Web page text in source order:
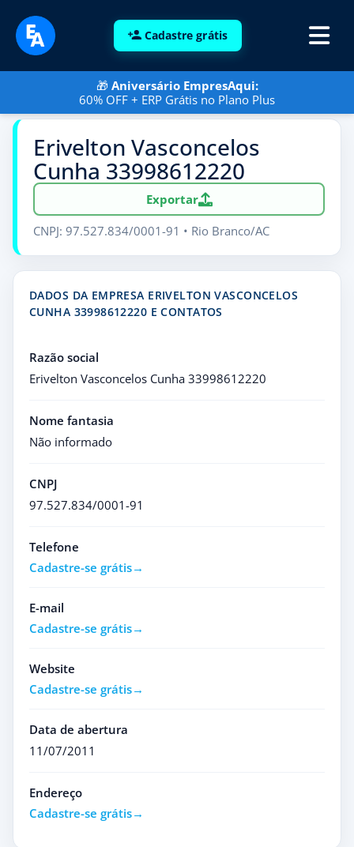
Cadastre grátis
🎁 Aniversário EmpresAqui:
60% OFF + ERP Grátis no Plano Plus
Erivelton Vasconcelos
Cunha 33998612220
Exportar
CNPJ: 97.527.834/0001-91 • Rio Branco/AC
DADOS DA EMPRESA ERIVELTON VASCONCELOS
CUNHA 33998612220 E CONTATOS
Razão social
Erivelton Vasconcelos Cunha 33998612220
Nome fantasia
Não informado
CNPJ
97.527.834/0001-91
Telefone
Cadastre-se grátis
E-mail
Cadastre-se grátis
Website
Cadastre-se grátis
Data de abertura
11/07/2011
Endereço
Cadastre-se grátis